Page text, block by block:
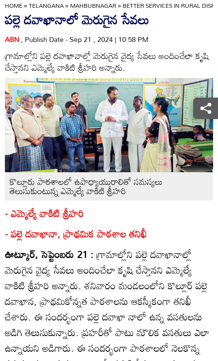
HOME»TELANGANA»MAHBUBNAGAR»BETTER SERVICES IN RURAL
పల్లె దవాఖానాలో మెరుగైన సేవలు
ABN, Publish Date - Sep 21 , 2024 | 10:58 PM
గ్రామాల్లోని పల్లె దవాఖానాల్లో మెరుగైన వైద్య సేవలు అందించేలా కృషి
చేస్తానని ఎమ్మెల్యే వాకిటి శ్రీహరి అన్నారు.
కొల్లూరు పాఠశాలలో ఉపాధ్యాయురాలితో సమస్యలు
తెలుసుకుంటున్న ఎమ్మెల్యే వాకిటి శ్రీహరి
- ఎమ్మెల్యే వాకిటి శ్రీహరి
- పల్లె దవాఖానా, ప్రాథమిక పాఠశాల తనిఖీ
ఊట్కూర్‌, సెప్టెంబరు 21 :గ్రామాల్లోని పల్లె దవాఖానాల్లో
మెరుగైన వైద్య సేవలు అందించేలా కృషి చేస్తానని ఎమ్మెల్యే
వాకిటి శ్రీహరి అన్నారు. శనివారం మండలంలోని కొల్లూర్‌ పల్లె
దవాఖాన, ప్రాథమికోన్నత పాఠశాలను ఆకస్మీకంగా తనిఖీ
చేశారు. ఈ సందర్భంగా పల్లె దవాఖా నాలో ఉన్న వసతులను
అడిగి తెలుసుకున్నారు. ప్రహరీతో పాటు మౌలిక వసతులు ఎలా
ఉన్నాయని అడిగారు. ఈ సందర్భంగా పాఠశాలలో నెలకొన్న